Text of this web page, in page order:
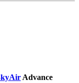
Advance